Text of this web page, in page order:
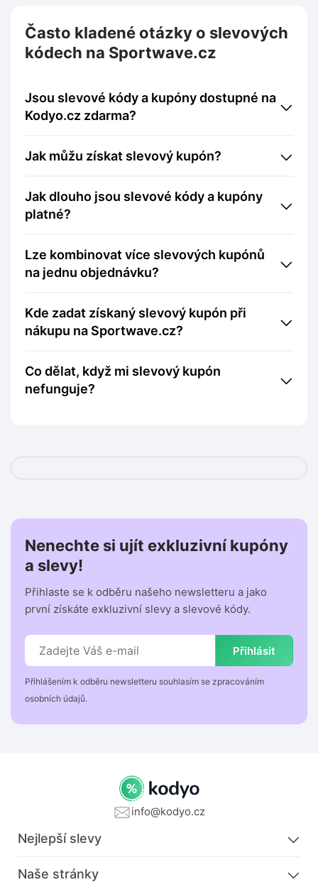
Často kladené otázky o slevových
kódech na Sportwave.cz
Jsou slevové kódy a kupóny dostupné na
Kodyo.cz zdarma?
Jak můžu získat slevový kupón?
Jak dlouho jsou slevové kódy a kupóny
platné?
Lze kombinovat více slevových kupónů
na jednu objednávku?
Kde zadat získaný slevový kupón při
nákupu na Sportwave.cz?
Co dělat, když mi slevový kupón
nefunguje?
Nenechte si ujít exkluzivní kupóny
a slevy!
Přihlaste se k odběru našeho newsletteru a jako
první získáte exkluzivní slevy a slevové kódy.
Přihlásit
Přihlášením k odběru newsletteru souhlasím se zpracováním
osobních údajů.
info@kodyo.cz
Nejlepší slevy
Naše stránky